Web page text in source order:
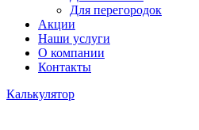
Для перегородок
Акции
Наши услуги
О компании
Контакты
Калькулятор